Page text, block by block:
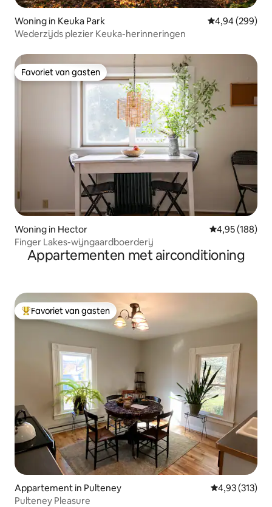
Woning in Keuka Park Gemiddelde
4,94 (299)
Wederzijds plezier Keuka-herinneringen
Favoriet van gasten
Favoriet van gasten
Woning in Hector Gemiddelde
4,95 (188)
Finger Lakes-wijngaardboerderij
Appartementen met airconditioning
Topfavoriet van gasten
Favoriet van gasten
Appartement in Pulteney Gemiddelde
4,93 (313)
Pulteney Pleasure